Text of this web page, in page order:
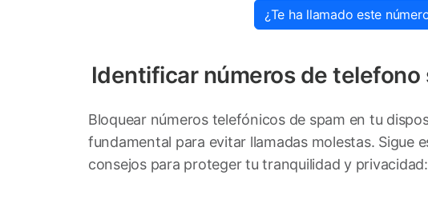
¿Te ha llamado este
Identificar números de
Bloquear números telefónicos de spam en tu
fundamental para evitar llamadas molestas. Sigue
consejos para proteger tu tranquilidad y privacidad: